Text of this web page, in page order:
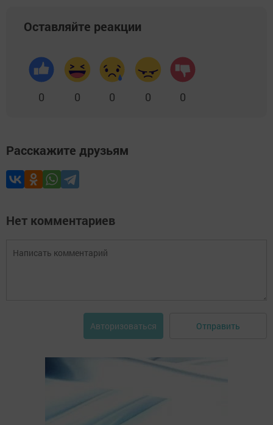
Оставляйте реакции
0 0 0 0 0
Расскажите друзьям
Нет комментариев
Авторизоваться Отправить